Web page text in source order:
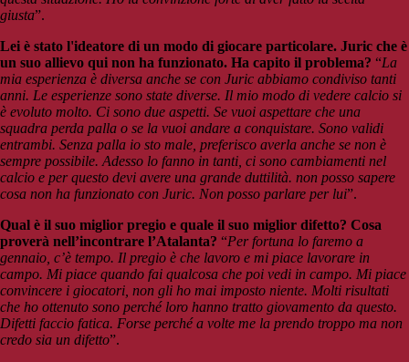
giusta”.
Lei è stato l'ideatore di un modo di giocare particolare. Juric che è
un suo allievo qui non ha funzionato. Ha capito il problema? “La
mia esperienza è diversa anche se con Juric abbiamo condiviso tanti
anni. Le esperienze sono state diverse. Il mio modo di vedere calcio si
è evoluto molto. Ci sono due aspetti. Se vuoi aspettare che una
squadra perda palla o se la vuoi andare a conquistare. Sono validi
entrambi. Senza palla io sto male, preferisco averla anche se non è
sempre possibile. Adesso lo fanno in tanti, ci sono cambiamenti nel
calcio e per questo devi avere una grande duttilità. non posso sapere
cosa non ha funzionato con Juric. Non posso parlare per lui”.
Qual è il suo miglior pregio e quale il suo miglior difetto? Cosa
proverà nell’incontrare l’Atalanta? “Per fortuna lo faremo a
gennaio, c’è tempo. Il pregio è che lavoro e mi piace lavorare in
campo. Mi piace quando fai qualcosa che poi vedi in campo. Mi piace
convincere i giocatori, non gli ho mai imposto niente. Molti risultati
che ho ottenuto sono perché loro hanno tratto giovamento da questo.
Difetti faccio fatica. Forse perché a volte me la prendo troppo ma non
credo sia un difetto”.